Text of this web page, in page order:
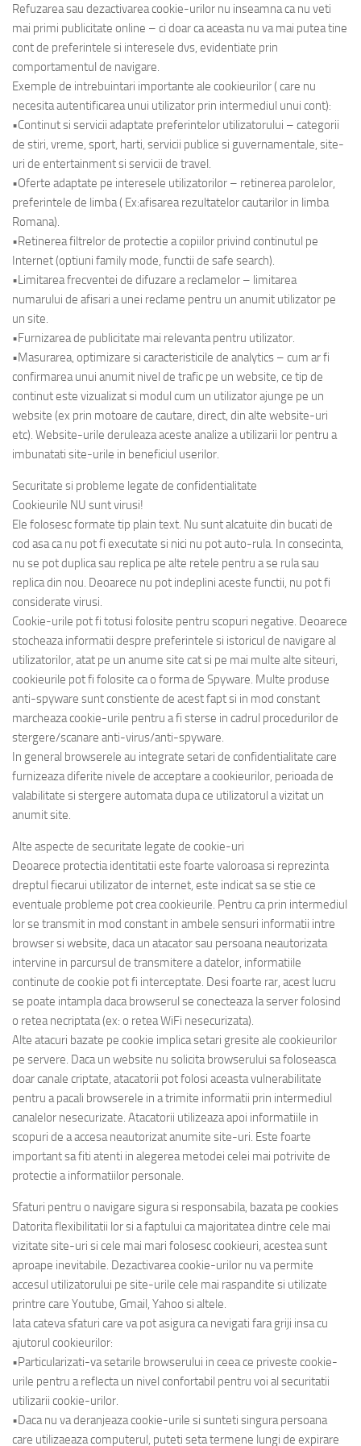
Refuzarea sau dezactivarea cookie-urilor nu inseamna ca nu veti
mai primi publicitate online – ci doar ca aceasta nu va mai putea tine
cont de preferintele si interesele dvs, evidentiate prin
comportamentul de navigare.
Exemple de intrebuintari importante ale cookieurilor ( care nu
necesita autentificarea unui utilizator prin intermediul unui cont):
•Continut si servicii adaptate preferintelor utilizatorului – categorii
de stiri, vreme, sport, harti, servicii publice si guvernamentale, site-
uri de entertainment si servicii de travel.
•Oferte adaptate pe interesele utilizatorilor – retinerea parolelor,
preferintele de limba ( Ex:afisarea rezultatelor cautarilor in limba
Romana).
•Retinerea filtrelor de protectie a copiilor privind continutul pe
Internet (optiuni family mode, functii de safe search).
•Limitarea frecventei de difuzare a reclamelor – limitarea
numarului de afisari a unei reclame pentru un anumit utilizator pe
un site.
•Furnizarea de publicitate mai relevanta pentru utilizator.
•Masurarea, optimizare si caracteristicile de analytics – cum ar fi
confirmarea unui anumit nivel de trafic pe un website, ce tip de
continut este vizualizat si modul cum un utilizator ajunge pe un
website (ex prin motoare de cautare, direct, din alte website-uri
etc). Website-urile deruleaza aceste analize a utilizarii lor pentru a
imbunatati site-urile in beneficiul userilor.
Securitate si probleme legate de confidentialitate
Cookieurile NU sunt virusi!
Ele folosesc formate tip plain text. Nu sunt alcatuite din bucati de
cod asa ca nu pot fi executate si nici nu pot auto-rula. In consecinta,
nu se pot duplica sau replica pe alte retele pentru a se rula sau
replica din nou. Deoarece nu pot indeplini aceste functii, nu pot fi
considerate virusi.
Cookie-urile pot fi totusi folosite pentru scopuri negative. Deoarece
stocheaza informatii despre preferintele si istoricul de navigare al
utilizatorilor, atat pe un anume site cat si pe mai multe alte siteuri,
cookieurile pot fi folosite ca o forma de Spyware. Multe produse
anti-spyware sunt constiente de acest fapt si in mod constant
marcheaza cookie-urile pentru a fi sterse in cadrul procedurilor de
stergere/scanare anti-virus/anti-spyware.
In general browserele au integrate setari de confidentialitate care
furnizeaza diferite nivele de acceptare a cookieurilor, perioada de
valabilitate si stergere automata dupa ce utilizatorul a vizitat un
anumit site.
Alte aspecte de securitate legate de cookie-uri
Deoarece protectia identitatii este foarte valoroasa si reprezinta
dreptul fiecarui utilizator de internet, este indicat sa se stie ce
eventuale probleme pot crea cookieurile. Pentru ca prin intermediul
lor se transmit in mod constant in ambele sensuri informatii intre
browser si website, daca un atacator sau persoana neautorizata
intervine in parcursul de transmitere a datelor, informatiile
continute de cookie pot fi interceptate. Desi foarte rar, acest lucru
se poate intampla daca browserul se conecteaza la server folosind
o retea necriptata (ex: o retea WiFi nesecurizata).
Alte atacuri bazate pe cookie implica setari gresite ale cookieurilor
pe servere. Daca un website nu solicita browserului sa foloseasca
doar canale criptate, atacatorii pot folosi aceasta vulnerabilitate
pentru a pacali browserele in a trimite informatii prin intermediul
canalelor nesecurizate. Atacatorii utilizeaza apoi informatiile in
scopuri de a accesa neautorizat anumite site-uri. Este foarte
important sa fiti atenti in alegerea metodei celei mai potrivite de
protectie a informatiilor personale.
Sfaturi pentru o navigare sigura si responsabila, bazata pe cookies
Datorita flexibilitatii lor si a faptului ca majoritatea dintre cele mai
vizitate site-uri si cele mai mari folosesc cookieuri, acestea sunt
aproape inevitabile. Dezactivarea cookie-urilor nu va permite
accesul utilizatorului pe site-urile cele mai raspandite si utilizate
printre care Youtube, Gmail, Yahoo si altele.
Iata cateva sfaturi care va pot asigura ca nevigati fara griji insa cu
ajutorul cookieurilor:
•Particularizati-va setarile browserului in ceea ce priveste cookie-
urile pentru a reflecta un nivel confortabil pentru voi al securitatii
utilizarii cookie-urilor.
•Daca nu va deranjeaza cookie-urile si sunteti singura persoana
care utilizaeaza computerul, puteti seta termene lungi de expirare